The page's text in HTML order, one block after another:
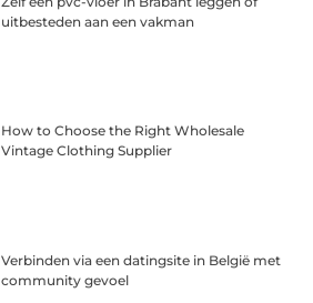
uitbesteden aan een vakman
How to Choose the Right Wholesale
Vintage Clothing Supplier
Verbinden via een datingsite in België met
community gevoel